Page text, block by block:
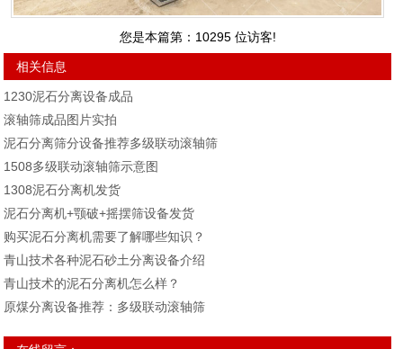
您是本篇第：10295位访客!
相关信息
1230泥石分离设备成品
滚轴筛成品图片实拍
泥石分离筛分设备推荐多级联动滚轴筛
1508多级联动滚轴筛示意图
1308泥石分离机发货
泥石分离机+颚破+摇摆筛设备发货
购买泥石分离机需要了解哪些知识？
青山技术各种泥石砂土分离设备介绍
青山技术的泥石分离机怎么样？
原煤分离设备推荐：多级联动滚轴筛